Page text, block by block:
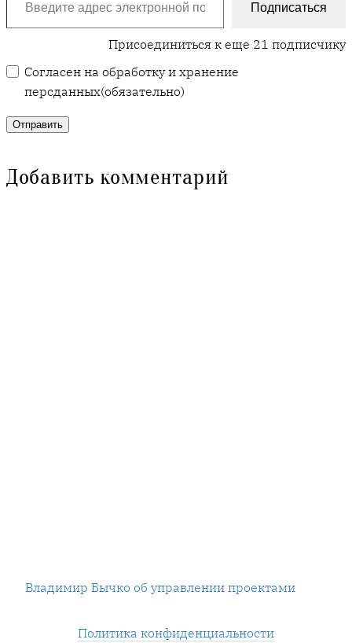
Подписаться
Присоединиться к еще 21 подписчику
Согласен на обработку и хранение
персданных(обязательно)
Отправить
Добавить комментарий
Владимир Бычко об управлении проектами
Политика конфиденциальности